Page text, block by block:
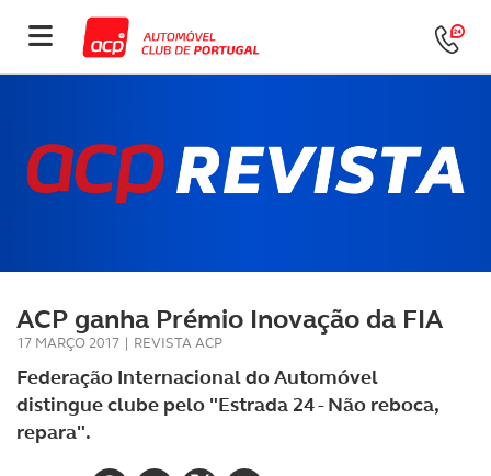
ACP ganha Prémio Inovação da FIA
17 MARÇO 2017 | REVISTA ACP
Federação Internacional do Automóvel
distingue clube pelo "Estrada 24 - Não reboca,
repara".